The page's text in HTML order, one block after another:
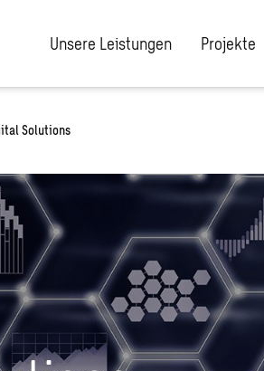
Unsere Leistungen Projekte
Solutions